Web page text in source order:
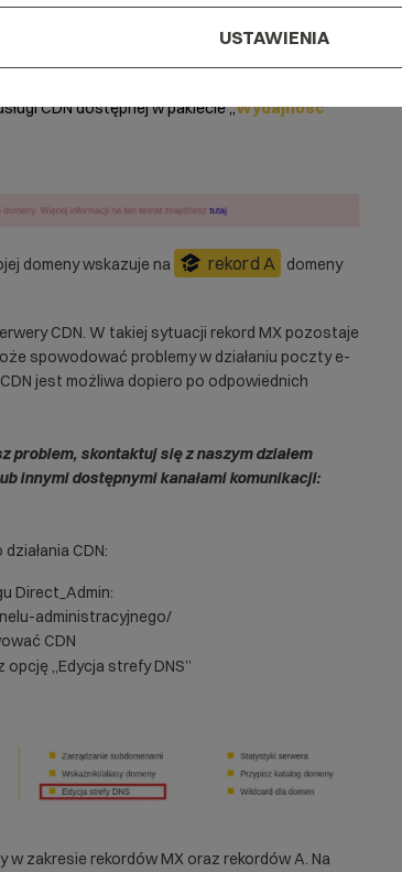
CDNdostępnej w pakiecie „Wydajność”
domeny wskazuje na rekord A
domeny
CDN. W takiej sytuacji rekord MX pozostaje
spowodować problemy w działaniu poczty e-
jest możliwa dopiero po odpowiednich
skontaktuj się z naszym działem
innymi dostępnymi kanałami komunikacji:
CDN:
Direct_Admin:
administracyjnego/
CDN
opcję „Edycja strefy DNS”
w zakresie rekordów MX oraz rekordów A. Na
USTAWIENIA